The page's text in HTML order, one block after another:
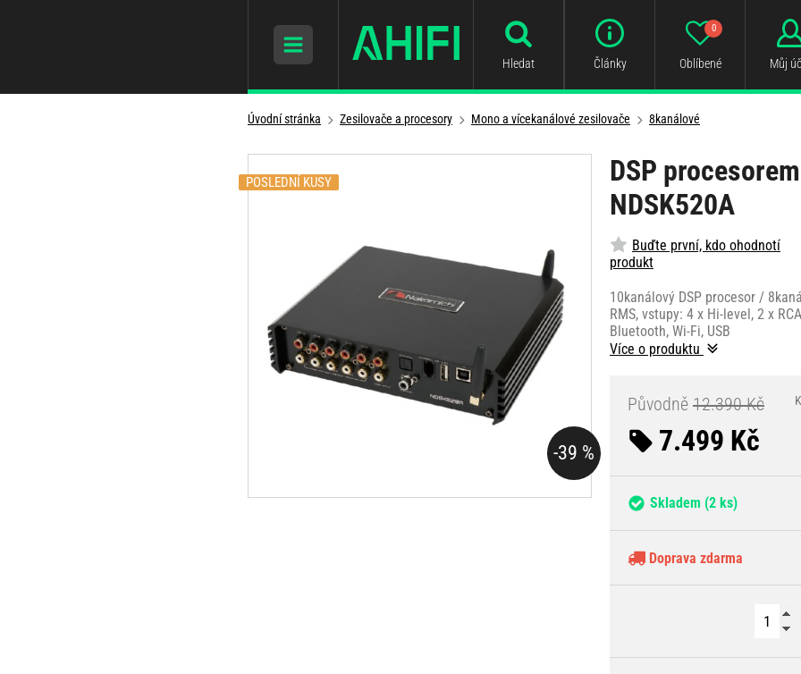
Hledat Články Oblíbené
0
Můj
Úvodní stránka Zesilovače a procesory Mono a vícekanálové zesilovače 8kanálové
DSP
NDSK520A
Buďte první, kdo ohodnotí
produkt
10kanálový DSP procesor /
RMS, vstupy: 4 x Hi-level, 2 x
Bluetooth, Wi-Fi, USB
Více o produktu
Původně 12.390 Kč
7.499 Kč
Skladem (2 ks)
Doprava zdarma
-39 %
POSLEDNÍ KUSY